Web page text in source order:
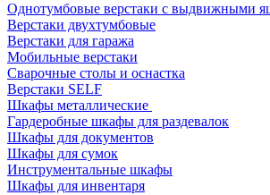
Однотумбовые верстаки с выдвижными
Верстаки двухтумбовые
Верстаки для гаража
Мобильные верстаки
Сварочные столы и оснастка
Верстаки SELF
Шкафы металлические
Гардеробные шкафы для раздевалок
Шкафы для документов
Шкафы для сумок
Инструментальные шкафы
Шкафы для инвентаря